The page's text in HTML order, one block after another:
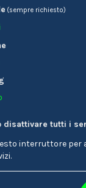
(sempre richiesto)
disattivare tutti i
interruttore per